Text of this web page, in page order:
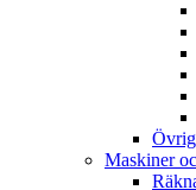
Maskiner